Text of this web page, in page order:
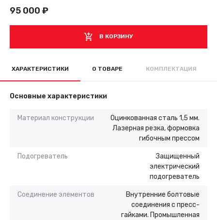
95 000 ₽
В КОРЗИНУ
ХАРАКТЕРИСТИКИ О ТОВАРЕ КОМПЛЕКТАЦИЯ
Основные характеристики
Материал конструкции
Оцинкованная сталь 1,5 мм.
Лазерная резка, формовка
гибочным прессом
Подогреватель
Защищенный
электрический
подогреватель
Соединение элементов
Внутренние болтовые
соединения с пресс-
гайками. Промышленная